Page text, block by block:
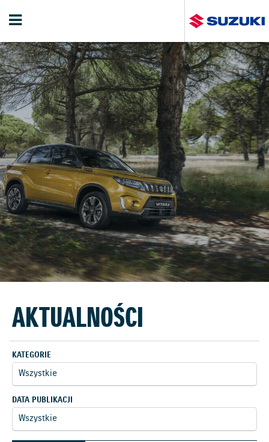
AKTUALNOŚCI
KATEGORIE
DATA PUBLIKACJI